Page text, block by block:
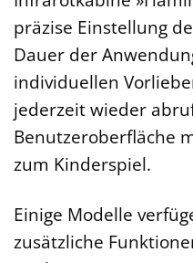
präzise Einstellung
Dauer der
individuellen
jederzeit wieder
Benutzeroberfläche
zum Kinderspiel.
Einige Modelle
zusätzliche